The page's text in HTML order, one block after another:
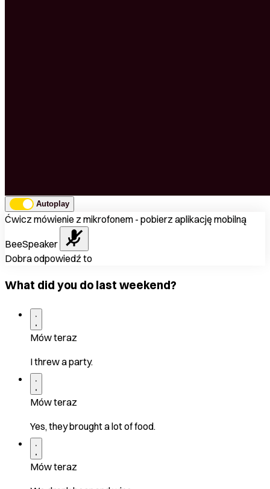
Autoplay
Ćwicz mówienie z mikrofonem - pobierz aplikację mobilną
BeeSpeaker
Dobra odpowiedź to
What did you do last weekend?
Mów teraz
I threw a party.
Mów teraz
Yes, they brought a lot of food.
Mów teraz